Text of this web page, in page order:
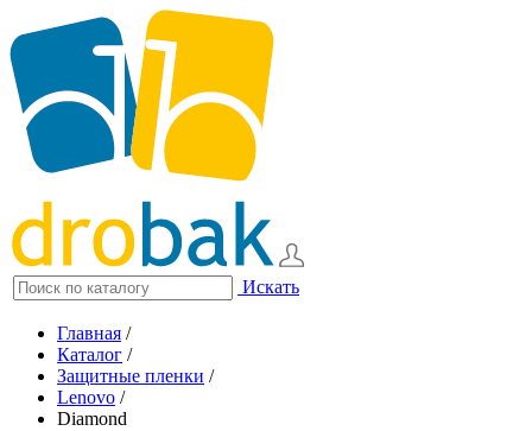
Искать
Главная /
Каталог /
Защитные пленки /
Lenovo /
Diamond